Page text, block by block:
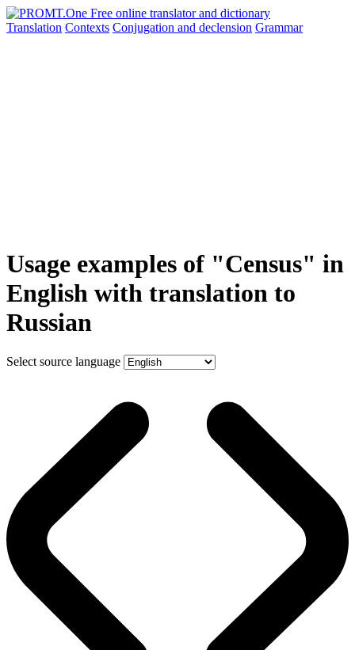
Translation Contexts Conjugation and declension Grammar
Usage examples of "Census" in
English with translation to
Russian
Select source language